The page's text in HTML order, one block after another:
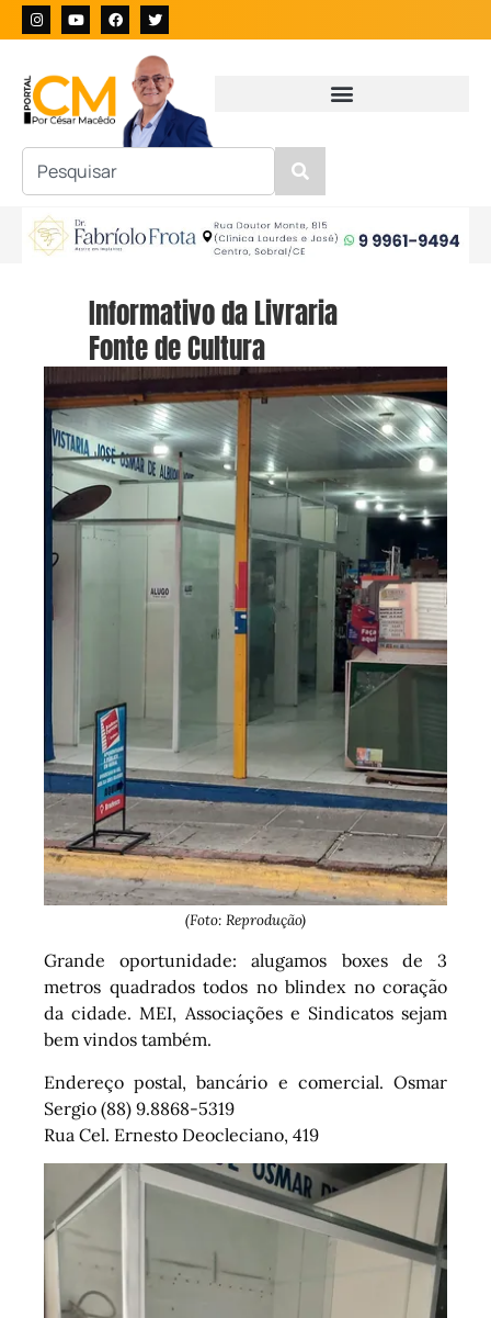
Informativo da Livraria
Fonte de Cultura
(Foto: Reprodução)
Grande oportunidade: alugamos boxes de 3
metros quadrados todos no blindex no coração
da cidade. MEI, Associações e Sindicatos sejam
bem vindos também.
Endereço postal, bancário e comercial. Osmar
Sergio (88) 9.8868-5319
Rua Cel. Ernesto Deocleciano, 419